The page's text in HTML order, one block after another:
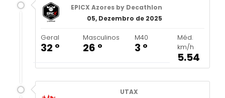
EPICX Azores by Decathlon
05, Dezembro de 2025
Geral
32 º
Masculinos
26 º
M40
3 º
Méd.
km/h
5.54
UTAX